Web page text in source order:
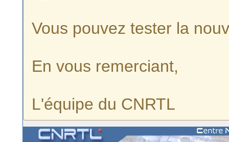
Vous pouvez tester la
En vous remerciant,
L'équipe du CNRTL